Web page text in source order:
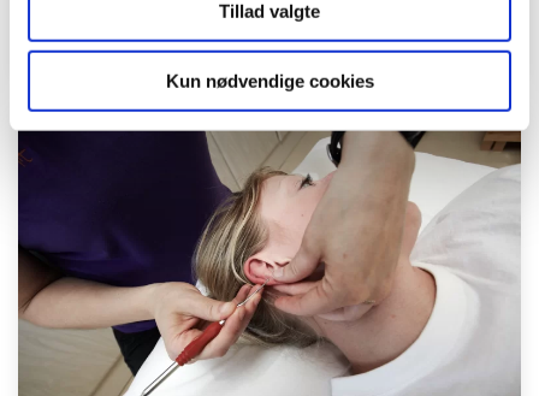
Tillad valgte
Kun nødvendige cookies
Kontakt os allerede idag